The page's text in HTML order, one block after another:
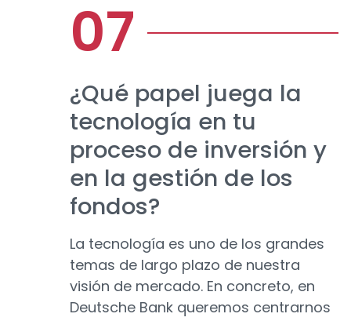
¿Qué papel juega la
tecnología en tu
proceso de inversión y
en la gestión de los
fondos?
La tecnología es uno de los grandes
temas de largo plazo de nuestra
visión de mercado. En concreto, en
Deutsche Bank queremos centrarnos